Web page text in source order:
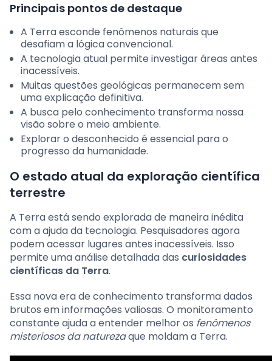
Principais pontos de destaque
A Terra esconde fenômenos naturais que
desafiam a lógica convencional.
A tecnologia atual permite investigar áreas antes
inacessíveis.
Muitas questões geológicas permanecem sem
uma explicação definitiva.
A busca pelo conhecimento transforma nossa
visão sobre o meio ambiente.
Explorar o desconhecido é essencial para o
progresso da humanidade.
O estado atual da exploração científica
terrestre
A Terra está sendo explorada de maneira inédita
com a ajuda da tecnologia. Pesquisadores agora
podem acessar lugares antes inacessíveis. Isso
permite uma análise detalhada das curiosidades
científicas da Terra.
Essa nova era de conhecimento transforma dados
brutos em informações valiosas. O monitoramento
constante ajuda a entender melhor os fenômenos
misteriosos da naturezaque moldam a Terra.